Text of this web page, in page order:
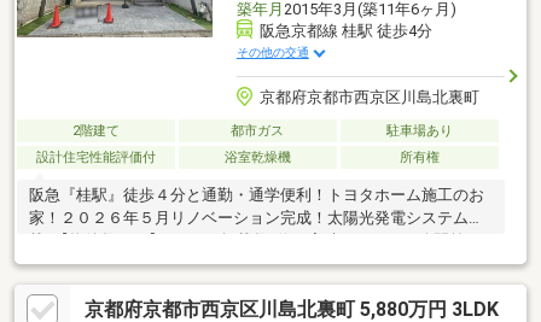
築年月 2015年3月(築11年6ヶ月)
阪急京都線 桂駅 徒歩4分
その他の交通
京都府京都市西京区川島北裏町
2階建て 都市ガス
駐車場あり
設計住宅性能評価付
浴室乾燥機 所有権
阪急『桂駅』徒歩４分と通勤・通学便利！トヨタホーム施工のお
家！２０２６年５月リノベーション完成！太陽光発電システム搭
「未公開情報」で理想の住まいをご提案します。◆資金計画も安
心頭金0円、最長50年の長期ローンなど、提携銀行の多さを活か
した最適なプランをご提示。ローン審査が不安な方もご相談くだ
京都府京都市西京区川島北裏町 5,880万円 3LDK